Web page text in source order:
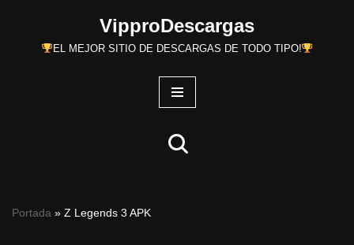
VipproDescargas
EL MEJOR SITIO DE DESCARGAS DE TODO TIPO!
Portada » Z Legends 3 APK